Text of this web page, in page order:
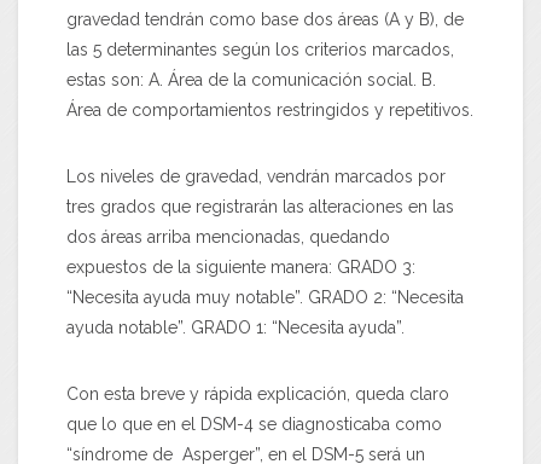
gravedad tendrán como base dos áreas (A y B), de
las 5 determinantes según los criterios marcados,
estas son: A . Área de la comunicación social. B
Área de comportamientos restringidos y repetitivos.
Los niveles de gravedad, vendrán marcados por
tres grados que registrarán las alteraciones en las
dos áreas arriba mencionadas, quedando
expuestos de la siguiente manera: GRADO 3:
“Necesita ayuda muy notable”. GRADO 2: “Necesita
ayuda notable”. GRADO 1: “Necesita ayuda”.
Con esta breve y rápida explicación, queda claro
que lo que en el
DSM-4 se diagnosticaba como
“síndrome de Asperger” , en el DSM-5 será un